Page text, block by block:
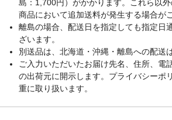
島：1,700円）がかかります。これら以
商品において追加送料が発生する場合が
離島の場合、配送日を指定しても指定日
ざいます。
別送品は、北海道・沖縄・離島への配送
ご入力いただいたお届け先名、住所、電
の出荷元に開示します。プライバシーポ
重に取り扱います。